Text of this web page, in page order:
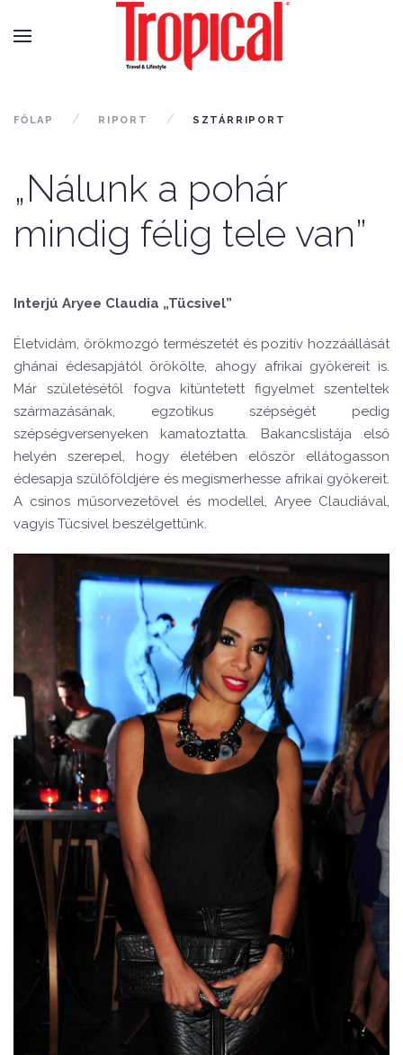
FŐLAP RIPORT SZTÁRRIPORT
„Nálunk a pohár
mindig félig tele van”
Interjú Aryee Claudia „Tücsivel”
Életvidám, örökmozgó természetét és pozitív hozzáállását
ghánai édesapjától örökölte, ahogy afrikai gyökereit is.
Már születésétől fogva kitüntetett figyelmet szenteltek
származásának, egzotikus szépségét pedig
szépségversenyeken kamatoztatta. Bakancslistája első
helyén szerepel, hogy életében először ellátogasson
édesapja szülőföldjére és megismerhesse afrikai gyökereit.
A csinos műsorvezetővel és modellel, Aryee Claudiával,
vagyis Tücsivel beszélgettünk.